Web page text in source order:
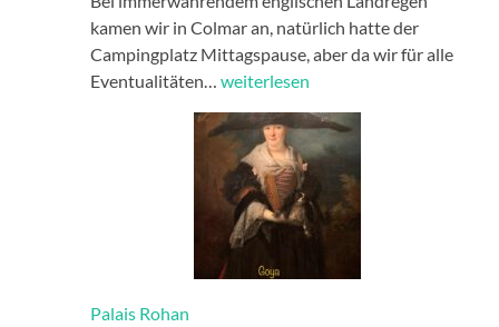
kamen wir in Colmar an, natürlich hatte der
Campingplatz Mittagspause, aber da wir für alle
Eventualitäten…Auf
Spuren
von
Bartholdi
weiterlesen
Palais Rohan